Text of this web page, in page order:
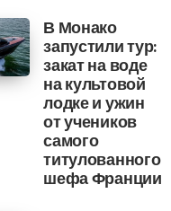
В Монако
запустили тур:
закат на воде
на культовой
лодке и ужин
от учеников
самого
титулованного
шефа Франции